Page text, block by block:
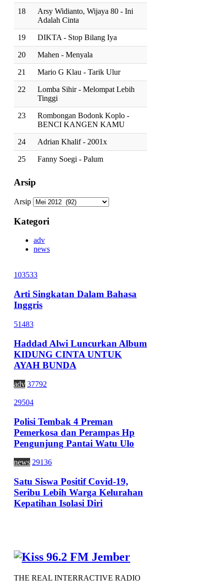
18
Arsy Widianto, Wijaya 80 - Ini
Adalah Cinta
19 DIKTA - Stop Bilang Iya
20 Mahen - Menyala
21 Mario G Klau - Tarik Ulur
22
Lomba Sihir - Melompat Lebih
Tinggi
23
Rombongan Bodonk Koplo -
BENCI KANGEN KAMU
24 Adrian Khalif - 2001x
25 Fanny Soegi - Palum
Arsip
Arsip
Kategori
adv
news
103533
Arti Singkatan Dalam Bahasa
Inggris
51483
Haddad Alwi Luncurkan Album
KIDUNG CINTA UNTUK
AYAH BUNDA
adv 37792
29504
Polisi Tembak 4 Preman
Pemerkosa dan Perampas Hp
Pengunjung Pantai Watu Ulo
news 29136
Satu Siswa Positif Covid-19,
Seribu Lebih Warga Kelurahan
Kepatihan Isolasi Diri
THE REAL INTERRACTIVE RADIO